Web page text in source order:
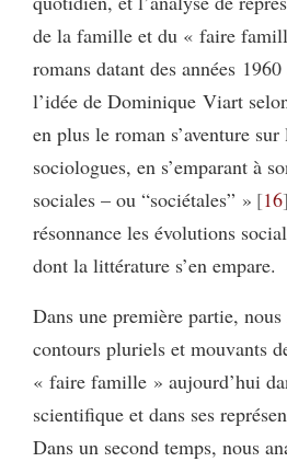
de la famille et du « faire
romans datant des années
l’idée de Dominique Viart
en plus le roman s’aventure
sociologues, en s’emparant à
sociales – ou “sociétales” » 16
résonnance les évolutions
dont la littérature s’en empare.
Dans une première partie,
contours pluriels et mouvants
« faire famille » aujourd’hui
scientifique et dans ses
Dans un second temps, nous